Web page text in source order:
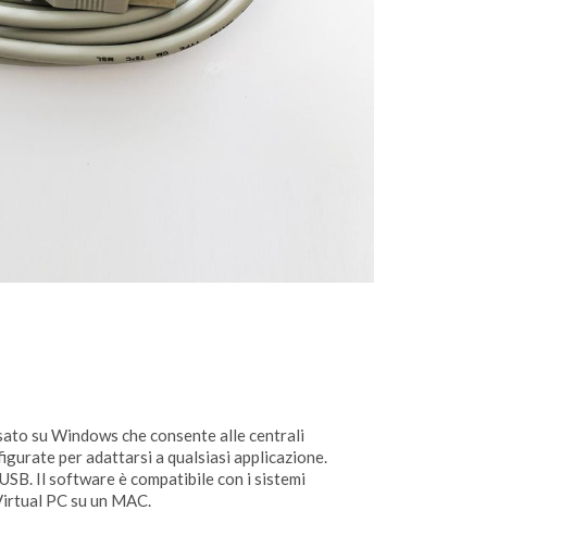
su Windows che consente alle centrali
per adattarsi a qualsiasi applicazione.
Il software è compatibile con i sistemi
PC su un MAC.